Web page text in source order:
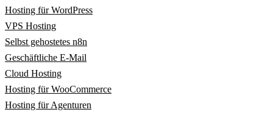
Hosting für WordPress
VPS Hosting
Selbst gehostetes n8n
Geschäftliche E-Mail
Cloud Hosting
Hosting für WooCommerce
Hosting für Agenturen